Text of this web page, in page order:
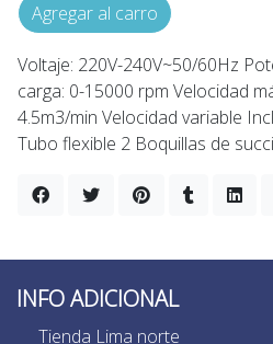
Agregar al carro
Voltaje: 220V-240V~50/60Hz
carga: 0-15000 rpm Velocidad
4.5m3/min Velocidad variable
Tubo flexible 2 Boquillas de
INFO ADICIONAL
Tienda Lima norte